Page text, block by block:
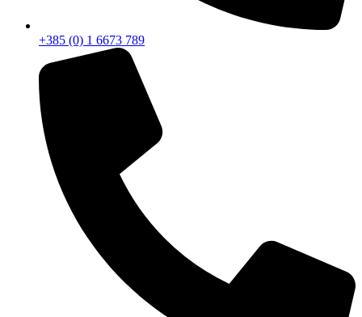
+385 (0) 1 6673 789